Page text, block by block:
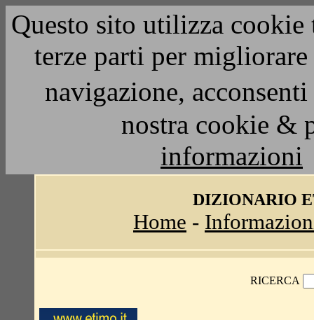
Questo sito utilizza
terze parti per
navigazione,
nostra cookie &
informazioni
DIZIONARIO
Home -
RICERCA